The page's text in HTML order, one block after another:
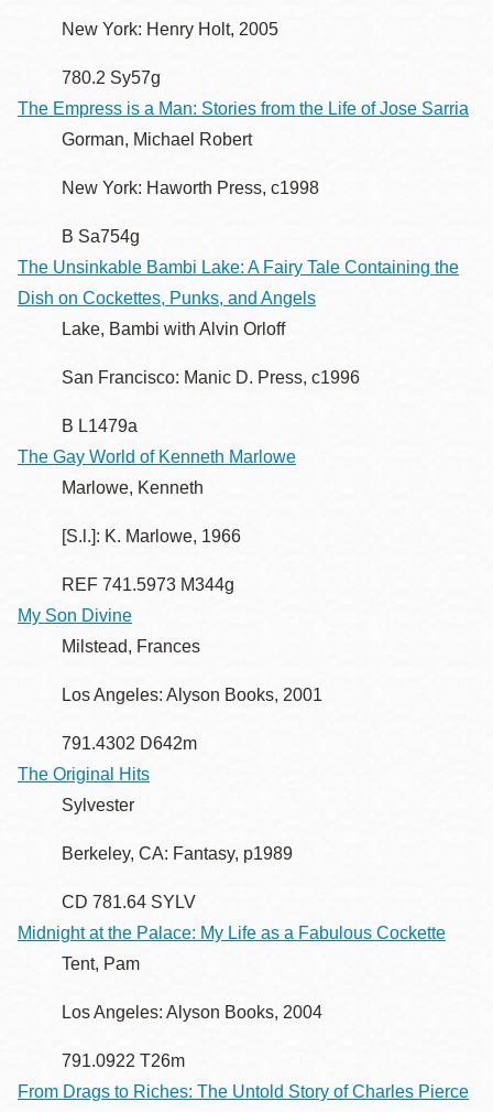
New York: Henry Holt, 2005
780.2 Sy57g
The Empress is a Man: Stories from the Life of Jose Sarria
Gorman, Michael Robert
New York: Haworth Press, c1998
B Sa754g
The Unsinkable Bambi Lake: A Fairy Tale Containing the
Dish on Cockettes, Punks, and Angels
Lake, Bambi with Alvin Orloff
San Francisco: Manic D. Press, c1996
B L1479a
The Gay World of Kenneth Marlowe
Marlowe, Kenneth
[S.l.]: K. Marlowe, 1966
REF 741.5973 M344g
My Son Divine
Milstead, Frances
Los Angeles: Alyson Books, 2001
791.4302 D642m
The Original Hits
Sylvester
Berkeley, CA: Fantasy, p1989
CD 781.64 SYLV
Midnight at the Palace: My Life as a Fabulous Cockette
Tent, Pam
Los Angeles: Alyson Books, 2004
791.0922 T26m
From Drags to Riches: The Untold Story of Charles Pierce